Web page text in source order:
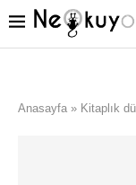
Anasayfa » Kitaplık